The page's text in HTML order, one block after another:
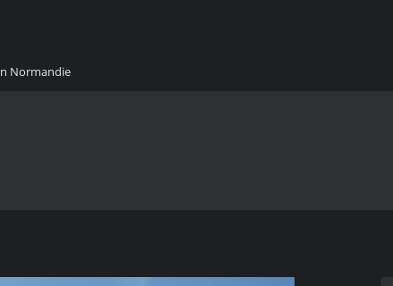
Normandie